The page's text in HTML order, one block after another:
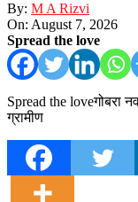
By: M A Rizvi
On: August 7, 2026
Spread the love
Spread the loveगोबरा
ग्रामीण